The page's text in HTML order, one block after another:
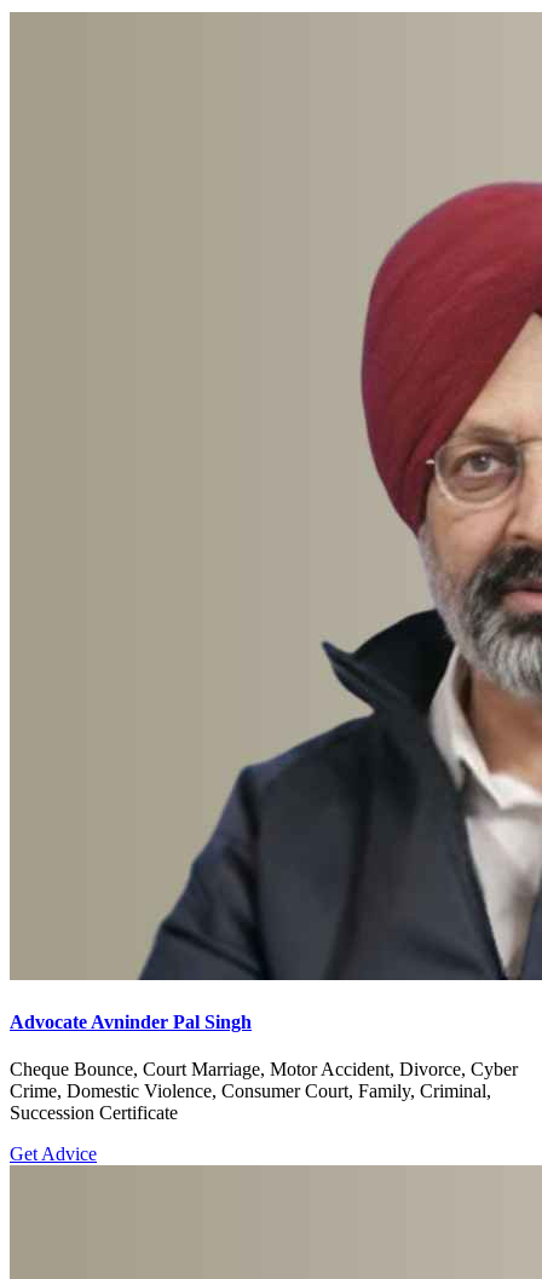
Advocate Avninder Pal Singh
Cheque Bounce, Court Marriage, Motor Accident, Divorce, Cyber
Crime, Domestic Violence, Consumer Court, Family, Criminal,
Succession Certificate
Get Advice